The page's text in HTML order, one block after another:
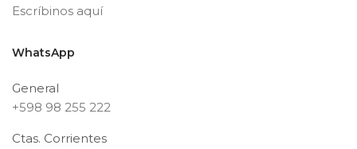
Escríbinos aquí
WhatsApp
General
+598 98 255 222
Ctas. Corrientes